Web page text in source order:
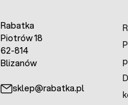
Rabatka
Piotrów 18
62-814
Blizanów
sklep@rabatka.pl